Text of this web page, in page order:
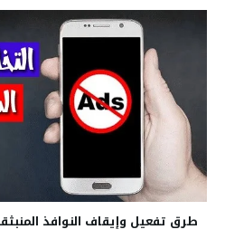
طرق تفعيل وإيقاف النوافذ